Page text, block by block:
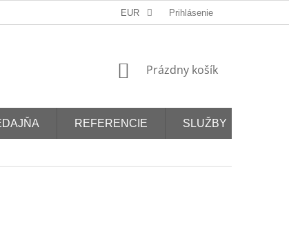
EUR Prihlásenie
NÁKUPNÝ
Prázdny košík
REFERENCIE SLUŽBY